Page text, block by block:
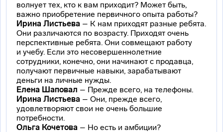
волнует тех, кто к вам приходит? Может быть,
важно приобретение первичного опыта работы?
Ирина Листьева – К нам приходят разные ребята.
Они различаются по возрасту. Приходят очень
перспективные ребята. Они совмещают работу
и учебу. Если это несовершеннолетние
сотрудники, конечно, они начинают с продавца,
получают первичные навыки, зарабатывают
деньги на личные нужды.
Елена Шаповал – Прежде всего, на телефоны.
Ирина Листьева – Они, прежде всего,
удовлетворяют свои не очень большие
потребности.
Ольга Кочетова – Но есть и амбиции?